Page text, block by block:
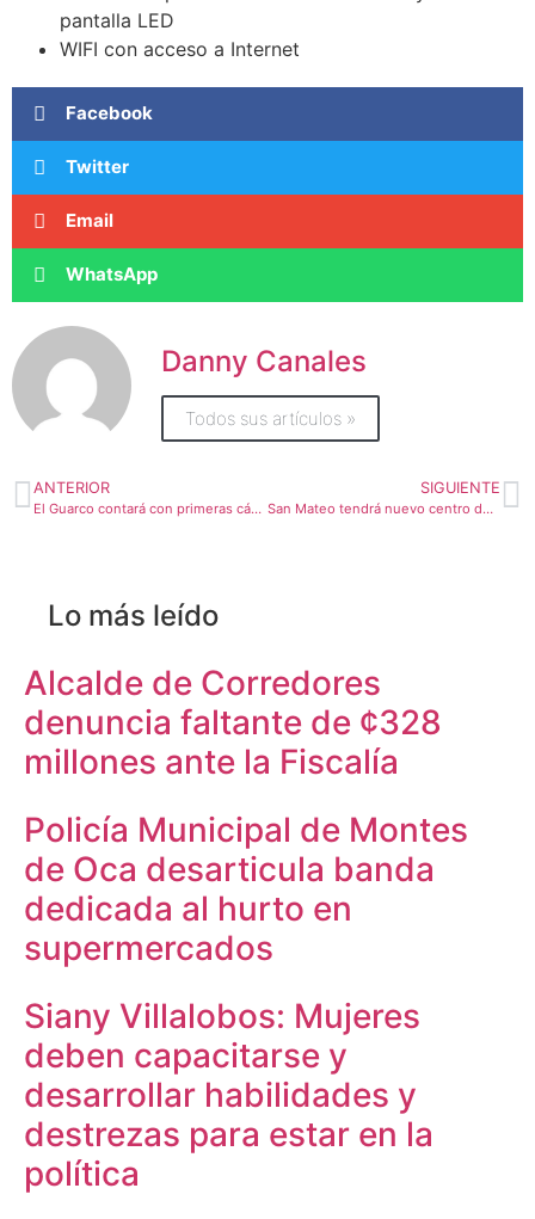
pantalla LED
WIFI con acceso a Internet
Facebook
Twitter
Email
WhatsApp
Danny Canales
Todos sus artículos »
ANTERIOR
El Guarco contará con primeras cámaras de videovigilancia
SIGUIENTE
San Mateo tendrá nuevo centro de cuido en Labrador
Lo más leído
Alcalde de Corredores
denuncia faltante de ¢328
millones ante la Fiscalía
Policía Municipal de Montes
de Oca desarticula banda
dedicada al hurto en
supermercados
Siany Villalobos: Mujeres
deben capacitarse y
desarrollar habilidades y
destrezas para estar en la
política